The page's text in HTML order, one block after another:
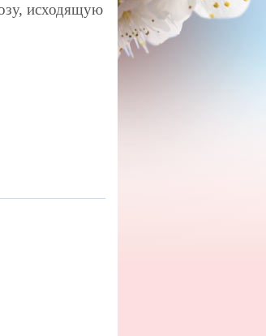
исходящую